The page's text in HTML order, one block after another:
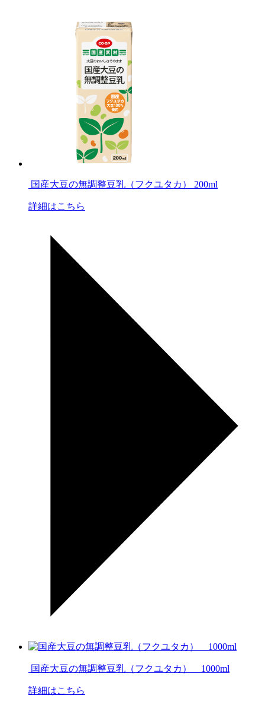
国産大豆の無調整豆乳（フクユタカ） 200ml
詳細はこちら
国産大豆の無調整豆乳（フクユタカ） 1000ml
詳細はこちら